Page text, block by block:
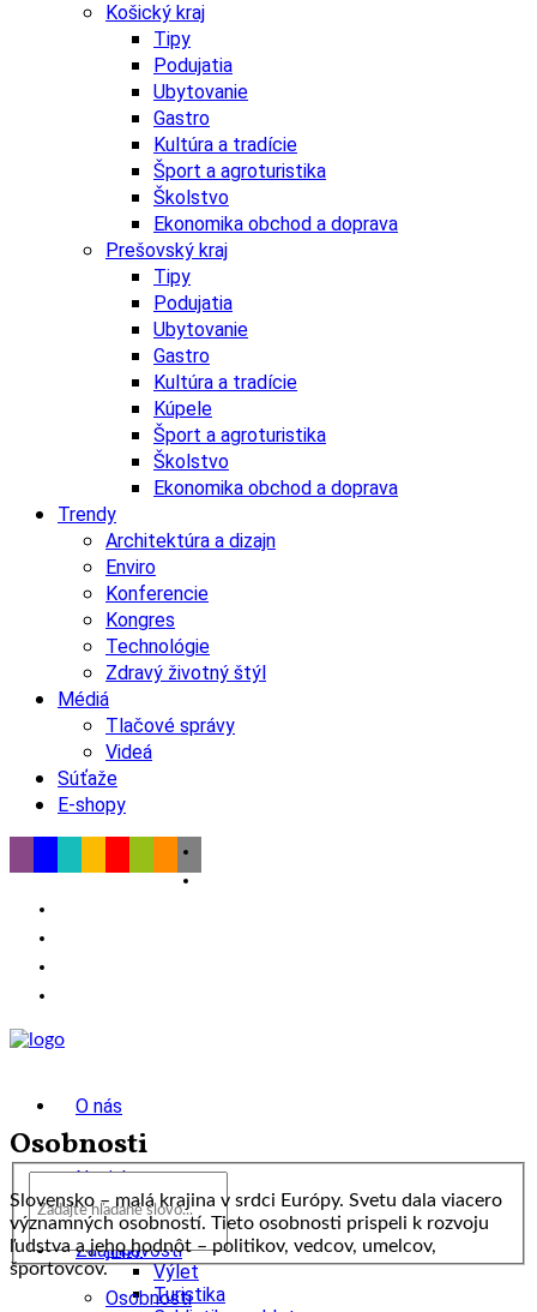
Košický kraj
Tipy
Podujatia
Ubytovanie
Gastro
Kultúra a tradície
Šport a agroturistika
Školstvo
Ekonomika obchod a doprava
Prešovský kraj
Tipy
Podujatia
Ubytovanie
Gastro
Kultúra a tradície
Kúpele
Šport a agroturistika
Školstvo
Ekonomika obchod a doprava
Trendy
Architektúra a dizajn
Enviro
Konferencie
Kongres
Technológie
Zdravý životný štýl
Médiá
Tlačové správy
Videá
Súťaže
E-shopy
O nás
Novinky
wow
Tipy
Výlet
Turistika
Zaujímavosti
Osobnosti
Osobnosti
Slovensko – malá krajina v srdci Európy. Svetu dala viacero
významných osobností. Tieto osobnosti prispeli k rozvoju
ľudstva a jeho hodnôt – politikov, vedcov, umelcov,
športovcov.